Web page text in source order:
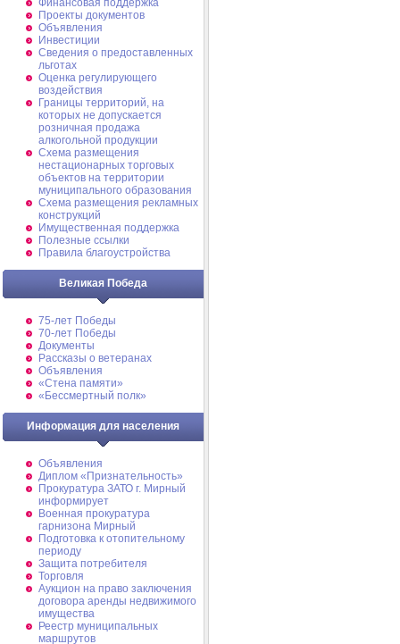
Финансовая поддержка
Проекты документов
Объявления
Инвестиции
Сведения о предоставленных
льготах
Оценка регулирующего
воздействия
Границы территорий, на
которых не допускается
розничная продажа
алкогольной продукции
Схема размещения
нестационарных торговых
объектов на территории
муниципального образования
Схема размещения рекламных
конструкций
Имущественная поддержка
Полезные ссылки
Правила благоустройства
Великая Победа
75-лет Победы
70-лет Победы
Документы
Рассказы о ветеранах
Объявления
«Стена памяти»
«Бессмертный полк»
Информация для населения
Объявления
Диплом «Признательность»
Прокуратура ЗАТО г. Мирный
информирует
Военная прокуратура
гарнизона Мирный
Подготовка к отопительному
периоду
Защита потребителя
Торговля
Аукцион на право заключения
договора аренды недвижимого
имущества
Реестр муниципальных
маршрутов